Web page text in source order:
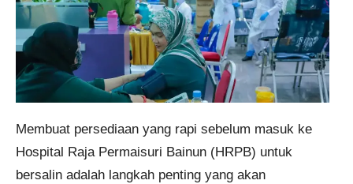
Membuat persediaan yang rapi sebelum masuk ke
Hospital Raja Permaisuri Bainun (HRPB) untuk
bersalin adalah langkah penting yang akan